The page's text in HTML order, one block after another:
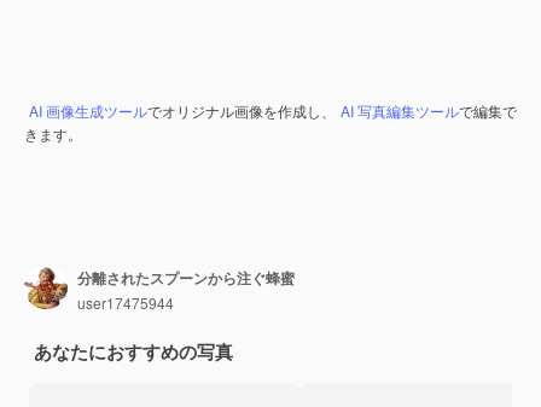
AI 画像生成ツールでオリジナル画像を作成し、 AI 写真編集ツールで編集で
きます。
分離されたスプーンから注ぐ蜂蜜
user17475944
あなたにおすすめの写真